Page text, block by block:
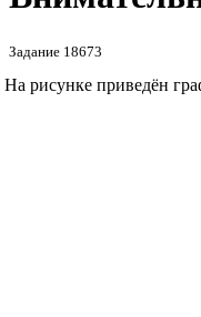
Задание 18673
На рисунке приведён